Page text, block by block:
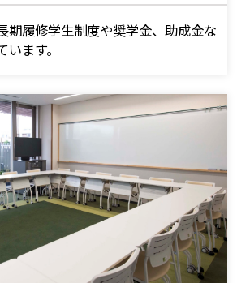
期履修学生制度や奨学金、助成金な
ます。